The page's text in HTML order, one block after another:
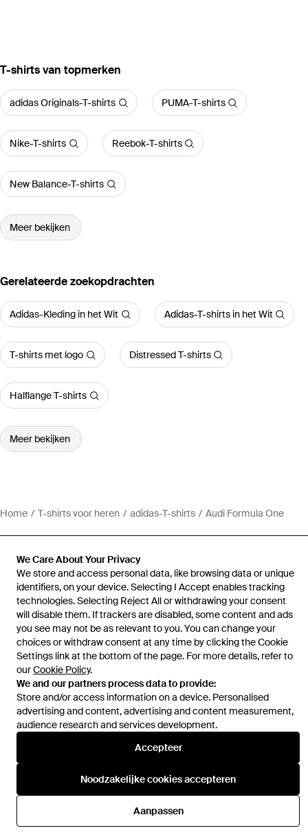
We Care About Your Privacy
We store and access personal data, like browsing data or unique
identifiers, on your device. Selecting I Accept enables tracking
technologies. Selecting Reject All or withdrawing your consent
will disable them. If trackers are disabled, some content and ads
you see may not be as relevant to you. You can change your
choices or withdraw consent at any time by clicking the Cookie
Settings link at the bottom of the page. For more details, refer to
ourCookie Policy.
We and our partners process data to provide:
Store and/or access information on a device. Personalised
advertising and content, advertising and content measurement,
audience research and services development.
Accepteer
Noodzakelijke cookies accepteren
Aanpassen
‪T-shirts‬ van topmerken
adidas Originals-T-shirts PUMA-T-shirts
Nike-T-shirts Reebok-T-shirts
New Balance-T-shirts
Meer bekijken
Gerelateerde zoekopdrachten
Adidas-Kleding in het Wit Adidas-T-shirts in het Wit
T-shirts met logo Distressed T-shirts
Halflange T-shirts
Meer bekijken
Home T-shirts voor heren adidas-T-shirts Audi Formula One
Hulp en informatie